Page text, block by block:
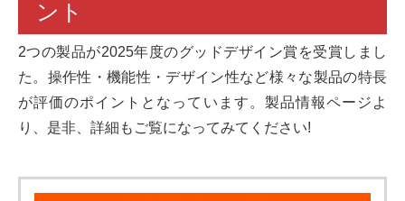
ント
2つの製品が2025年度のグッドデザイン賞を受賞しまし
た。操作性・機能性・デザイン性など様々な製品の特長
が評価のポイントとなっています。製品情報ページよ
り、是非、詳細もご覧になってみてください!